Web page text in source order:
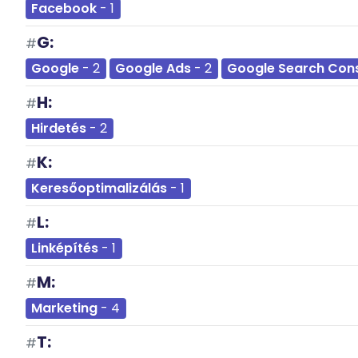
Facebook - 1
#G:
Google - 2 Google Ads - 2 Google Search
#H:
Hirdetés - 2
#K:
Keresőoptimalizálás - 1
#L:
Linképítés - 1
#M:
Marketing - 4
#T: